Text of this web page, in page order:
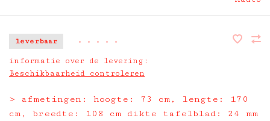
leverbaar • • • • •
informatie over de levering:
Beschikbaarheid controleren
> afmetingen: hoogte: 73 cm, lengte: 170
cm, breedte: 108 cm dikte tafelblad: 24 mm